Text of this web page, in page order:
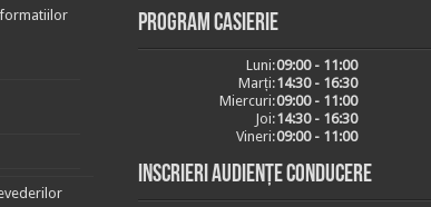
Program casierie
Luni:09:00 - 11:00
Marți:14:30 - 16:30
Miercuri:09:00 - 11:00
Joi:14:30 - 16:30
Vineri:09:00 - 11:00
Inscrieri audiențe conducere